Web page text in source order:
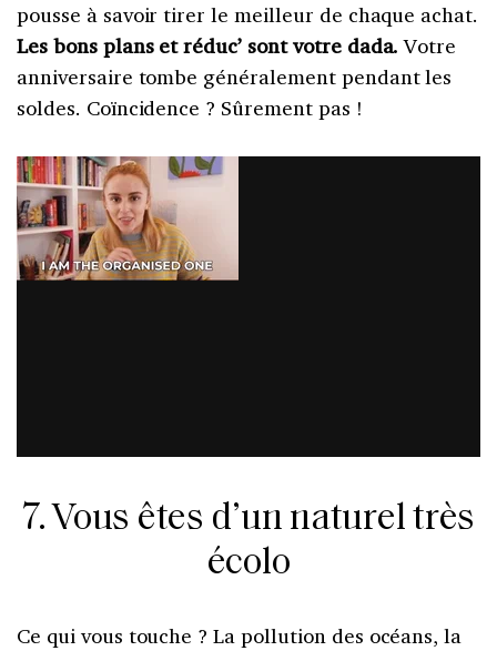
pousse à savoir tirer le meilleur de chaque achat.
Les bons plans et réduc’ sont votre dada. Votre
anniversaire tombe généralement pendant les
soldes. Coïncidence ? Sûrement pas !
7. Vous êtes d’un naturel très
écolo
Ce qui vous touche ? La pollution des océans, la